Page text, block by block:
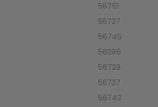
56751
56727
56745
56295
56729
56727
56743